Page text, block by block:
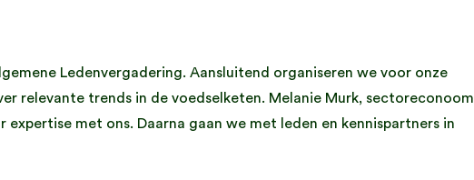
Ledenvergadering. Aansluitend organiseren we voor onze
relevante trends in de voedselketen. Melanie Murk, sectoreconoom
expertise met ons. Daarna gaan we met leden en kennispartners in